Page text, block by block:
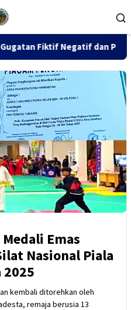
dan Putusan PK 155
Emas
Nasional Piala
2025
kembali ditorehkan oleh
remaja berusia 13